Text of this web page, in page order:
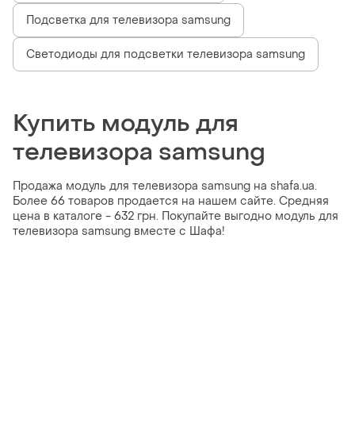
Подсветка для телевизора samsung
Светодиоды для подсветки телевизора samsung
Купить модуль для
телевизора samsung
Продажа модуль для телевизора samsung на shafa.ua.
Более 66 товаров продается на нашем сайте. Средняя
цена в каталоге - 632 грн. Покупайте выгодно модуль для
телевизора samsung вместе с Шафа!